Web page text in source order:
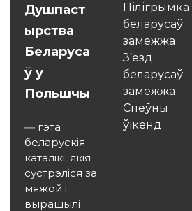
Душпаст
ырства
Беларуса
ў у
Польшчы
— гэта
беларускія
каталікі, якія
сустрэліся за
мяжой і
вырашылі
Пілігрымка
беларусаў
замежжа
З’езд
беларусаў
замежжа
Спеўны
ўікенд